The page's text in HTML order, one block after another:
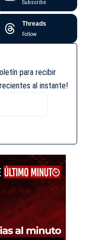
Subscribe
Threads
Follow
para recibir
al instante!